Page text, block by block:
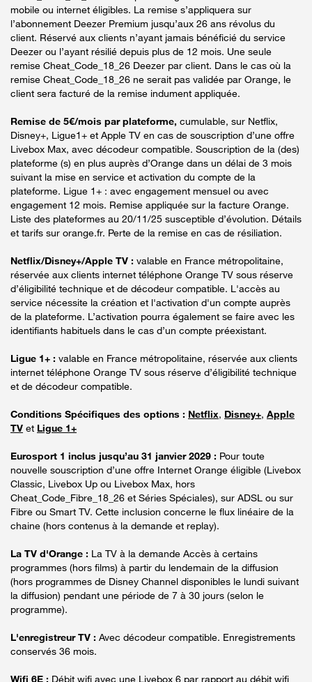
mobile ou internet éligibles. La remise s’appliquera sur
l’abonnement Deezer Premium jusqu’aux 26 ans révolus du
client. Réservé aux clients n’ayant jamais bénéficié du service
Deezer ou l’ayant résilié depuis plus de 12 mois. Une seule
remise Cheat_Code_18_26 Deezer par client. Dans le cas où la
remise Cheat_Code_18_26 ne serait pas validée par Orange, le
client sera facturé de la remise indument appliquée.
Remise de 5€/mois par plateforme, cumulable, sur Netflix,
Disney+, Ligue1+ et Apple TV en cas de souscription d’une offre
Livebox Max, avec décodeur compatible. Souscription de la (des)
plateforme (s) en plus auprès d’Orange dans un délai de 3 mois
suivant la mise en service et activation du compte de la
plateforme. Ligue 1+ : avec engagement mensuel ou avec
engagement 12 mois. Remise appliquée sur la facture Orange.
Liste des plateformes au 20/11/25 susceptible d’évolution. Détails
et tarifs sur orange.fr. Perte de la remise en cas de résiliation.
Netflix/Disney+/Apple TV : valable en France métropolitaine,
réservée aux clients internet téléphone Orange TV sous réserve
d’éligibilité technique et de décodeur compatible. L'accès au
service nécessite la création et l'activation d'un compte auprès
de la plateforme. L’activation pourra également se faire avec les
identifiants habituels dans le cas d’un compte préexistant.
Ligue 1+ : valable en France métropolitaine, réservée aux clients
internet téléphone Orange TV sous réserve d’éligibilité technique
et de décodeur compatible.
Conditions Spécifiques des options : Netflix, Disney+, Apple
TV et Ligue 1+
Eurosport 1 inclus jusqu’au 31 janvier 2029 : Pour toute
nouvelle souscription d’une offre Internet Orange éligible (Livebox
Classic, Livebox Up ou Livebox Max, hors
Cheat_Code_Fibre_18_26 et Séries Spéciales), sur ADSL ou sur
Fibre ou Smart TV. Cette inclusion concerne le flux linéaire de la
chaine (hors contenus à la demande et replay).
La TV d'Orange : La TV à la demande Accès à certains
programmes (hors films) à partir du lendemain de la diffusion
(hors programmes de Disney Channel disponibles le lundi suivant
la diffusion) pendant une période de 7 à 30 jours (selon le
programme).
L'enregistreur TV : Avec décodeur compatible. Enregistrements
conservés 36 mois.
Wifi 6E : Débit wifi avec une Livebox 6 par rapport au débit wifi